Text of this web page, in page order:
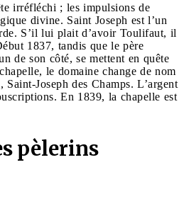
irréfléchi ; les impulsions de
divine. Saint Joseph est l’un
S’il lui plait d’avoir Toulifaut, il
1837, tandis que le père
de son côté, se mettent en quête
le domaine change de nom
Joseph des Champs. L’argent
En 1839, la chapelle est
pèlerins